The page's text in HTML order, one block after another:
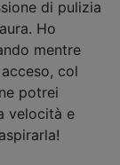
di pulizia
Ho
mentre
col
potrei
velocità e